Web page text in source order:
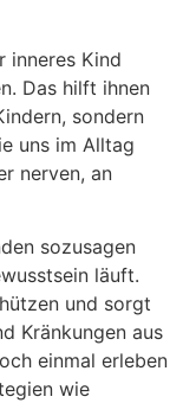
inneres Kind
Das hilft ihnen
sondern
uns im Alltag
nerven, an
sozusagen
läuft.
und sorgt
Kränkungen aus
einmal erleben
wie